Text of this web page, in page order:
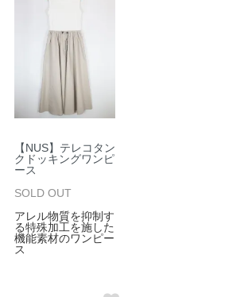
【NUS】テレコタン
クドッキングワンピ
ース
SOLD OUT
アレル物質を抑制す
る特殊加工を施した
機能素材のワンピー
ス